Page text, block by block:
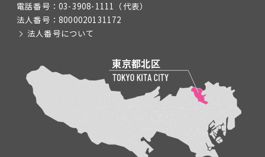
電話番号： 03-3908-1111 （代表）
法人番号： 8000020131172
法人番号について